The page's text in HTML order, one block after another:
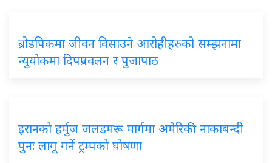
ब्रोडपिकमा जीवन विसाउने आरोहीहरुको सम्झनामा
न्युयोकमा दिपप्रज्वलन र पुजापाठ
इरानको हर्मुज जलडमरू मार्गमा अमेरिकी नाकाबन्दी
पुनः लागू गर्ने ट्रम्पको घोषणा